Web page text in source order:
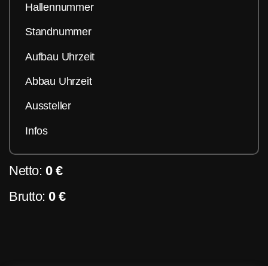
Hallennummer
Standnummer
Aufbau Uhrzeit
Abbau Uhrzeit
Aussteller
Infos
Netto: 0 €
Brutto: 0 €